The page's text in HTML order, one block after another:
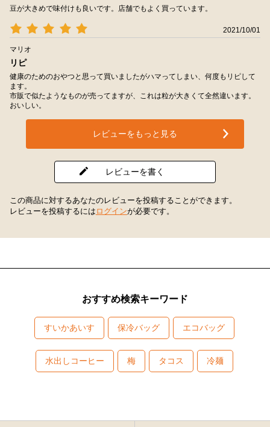
豆が大きめで味付けも良いです。店舗でもよく買っています。
2021/10/01
マリオ
リピ
健康のためのおやつと思って買いましたがハマってしまい、何度もリピして
ます。
市販で似たようなものが売ってますが、これは粒が大きくて全然違います。
おいしい。
レビューをもっと見る
レビューを書く
この商品に対するあなたのレビューを投稿することができます。
レビューを投稿するには ログインが必要です。
おすすめ検索キーワード
すいかあいす 保冷バッグ エコバッグ
水出しコーヒー 梅 タコス 冷麺